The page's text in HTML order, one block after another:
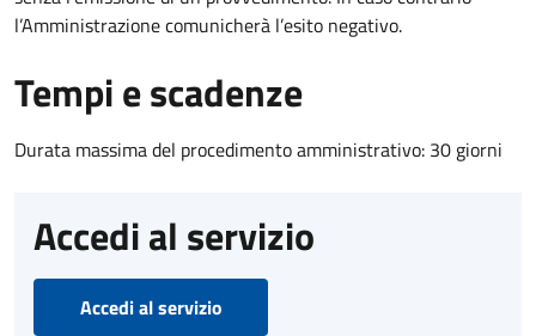
l’Amministrazione comunicherà l’esito negativo.
Tempi e scadenze
Durata massima del procedimento amministrativo: 30 giorni
Accedi al servizio
Accedi al servizio